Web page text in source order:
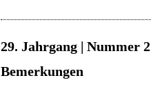
29. Jahrgang | Nummer
Bemerkungen